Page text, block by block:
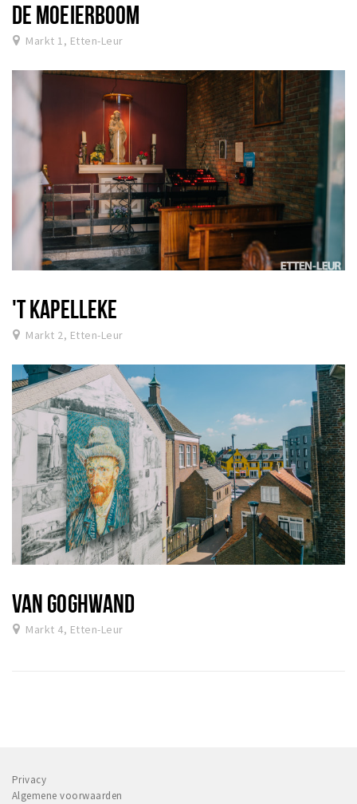
DE MOEIERBOOM
Markt 1, Etten-Leur
'T KAPELLEKE
Markt 2, Etten-Leur
VAN GOGHWAND
Markt 4, Etten-Leur
Privacy
Algemene voorwaarden